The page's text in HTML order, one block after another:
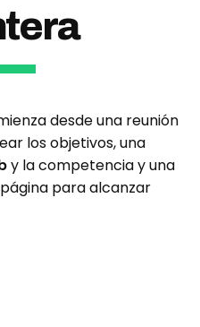
desde una reunión
los objetivos, una
y la competencia y una
para alcanzar